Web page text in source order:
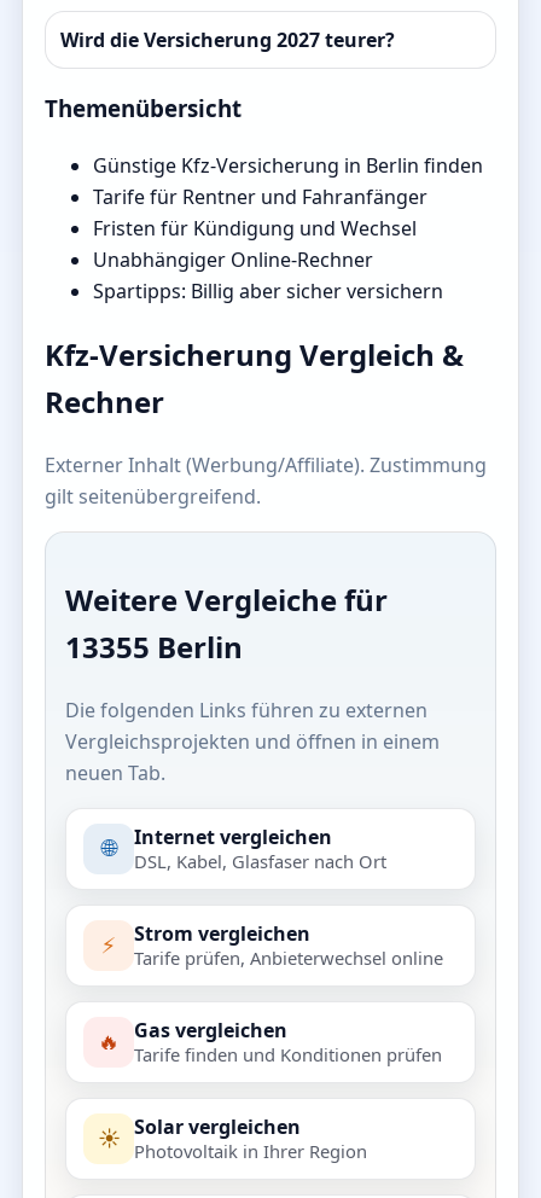
Wird die Versicherung 2027 teurer?
Themenübersicht
Günstige Kfz-Versicherung in Berlin finden
Tarife für Rentner und Fahranfänger
Fristen für Kündigung und Wechsel
Unabhängiger Online-Rechner
Spartipps: Billig aber sicher versichern
Kfz-Versicherung Vergleich &
Rechner
Externer Inhalt (Werbung/Affiliate). Zustimmung
gilt seitenübergreifend.
Weitere Vergleiche für
13355 Berlin
Die folgenden Links führen zu externen
Vergleichsprojekten und öffnen in einem
neuen Tab.
🌐 Internet vergleichen
DSL, Kabel, Glasfaser nach Ort
⚡ Strom vergleichen
Tarife prüfen, Anbieterwechsel online
🔥 Gas vergleichen
Tarife finden und Konditionen prüfen
☀️ Solar vergleichen
Photovoltaik in Ihrer Region